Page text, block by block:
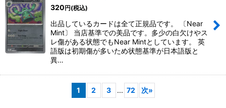
320円(税込)
出品しているカードは全て正規品です。 〔Near
Mint〕 当店基準での美品です。多少の白欠けやス
レ傷がある状態でもNear Mintとしています。 英
語版は初期傷が多いため状態基準が日本語版と
異…
1 2 3 ... 72 次»